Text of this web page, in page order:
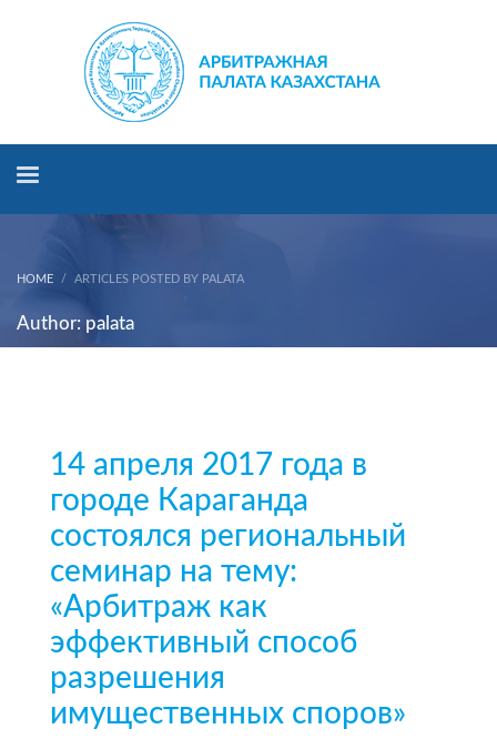
HOME ARTICLES POSTED BY PALATA
Author: palata
14 апреля 2017 года в
городе Караганда
состоялся региональный
семинар на тему:
«Арбитраж как
эффективный способ
разрешения
имущественных споров»